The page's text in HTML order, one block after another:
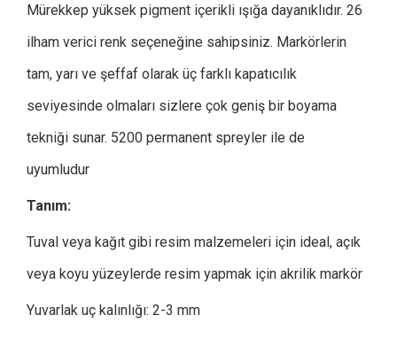
Mürekkep yüksek pigment içerikli ışığa dayanıklıdır. 26
ilham verici renk seçeneğine sahipsiniz. Markörlerin
tam, yarı ve şeffaf olarak üç farklı kapatıcılık
seviyesinde olmaları sizlere çok geniş bir boyama
tekniği sunar. 5200 permanent spreyler ile de
uyumludur
Tanım:
Tuval veya kağıt gibi resim malzemeleri için ideal, açık
veya koyu yüzeylerde resim yapmak için akrilik markör
Yuvarlak uç kalınlığı: 2-3 mm